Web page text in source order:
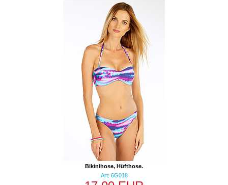
Bikinihose, Hüfthose.
Art: 6G018